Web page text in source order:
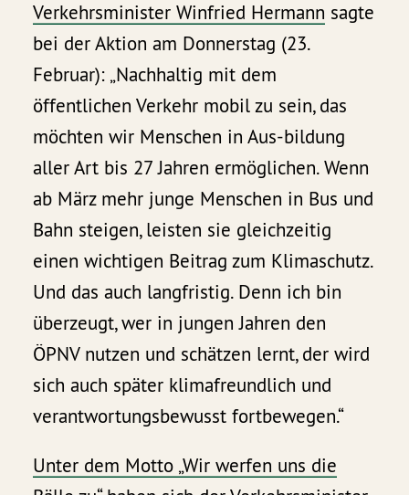
Verkehrsminister Winfried Hermann sagte
bei der Aktion am Donnerstag (23.
Februar): „Nachhaltig mit dem
öffentlichen Verkehr mobil zu sein, das
möchten wir Menschen in Aus-bildung
aller Art bis 27 Jahren ermöglichen. Wenn
ab März mehr junge Menschen in Bus und
Bahn steigen, leisten sie gleichzeitig
einen wichtigen Beitrag zum Klimaschutz.
Und das auch langfristig. Denn ich bin
überzeugt, wer in jungen Jahren den
ÖPNV nutzen und schätzen lernt, der wird
sich auch später klimafreundlich und
verantwortungsbewusst fortbewegen.“
Unter dem Motto „Wir werfen uns die